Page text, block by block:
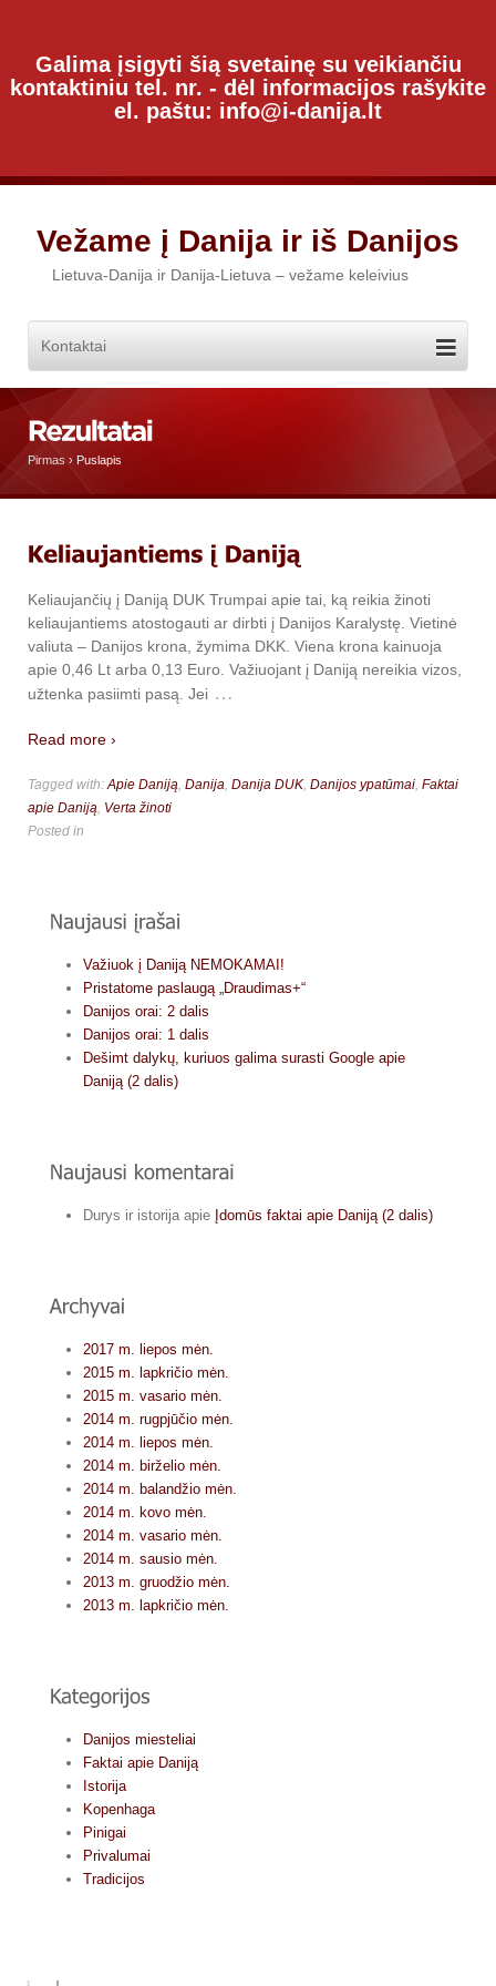
Galima įsigyti šią svetainę su veikiančiu
kontaktiniu tel. nr. - dėl informacijos rašykite
el. paštu: info@i-danija.lt
Vežame į Danija ir iš Danijos
Lietuva-Danija ir Danija-Lietuva – vežame keleivius
Pirmas › Puslapis
Keliaujančių į Daniją DUK Trumpai apie tai, ką reikia žinoti
keliaujantiems atostogauti ar dirbti į Danijos Karalystę. Vietinė
valiuta – Danijos krona, žymima DKK. Viena krona kainuoja
apie 0,46 Lt arba 0,13 Euro. Važiuojant į Daniją nereikia vizos,
užtenka pasiimti pasą. Jei …
Read more ›
Tagged with: Apie Daniją Danija Danija DUK Danijos ypatūmai Faktai
apie Daniją Verta žinoti
Posted in
Važiuok į Daniją NEMOKAMAI!
Pristatome paslaugą „Draudimas+“
Danijos orai: 2 dalis
Danijos orai: 1 dalis
Dešimt dalykų, kuriuos galima surasti Google apie
Daniją (2 dalis)
Durys ir istorijaapie Įdomūs faktai apie Daniją (2 dalis)
2017 m. liepos mėn.
2015 m. lapkričio mėn.
2015 m. vasario mėn.
2014 m. rugpjūčio mėn.
2014 m. liepos mėn.
2014 m. birželio mėn.
2014 m. balandžio mėn.
2014 m. kovo mėn.
2014 m. vasario mėn.
2014 m. sausio mėn.
2013 m. gruodžio mėn.
2013 m. lapkričio mėn.
Danijos miesteliai
Faktai apie Daniją
Istorija
Kopenhaga
Pinigai
Privalumai
Tradicijos